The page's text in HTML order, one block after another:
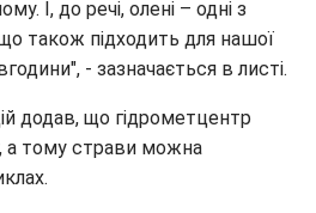
І, до речі, олені – одні з
також підходить для нашої
- зазначається в листі.
додав, що гідрометцентр
а тому страви можна